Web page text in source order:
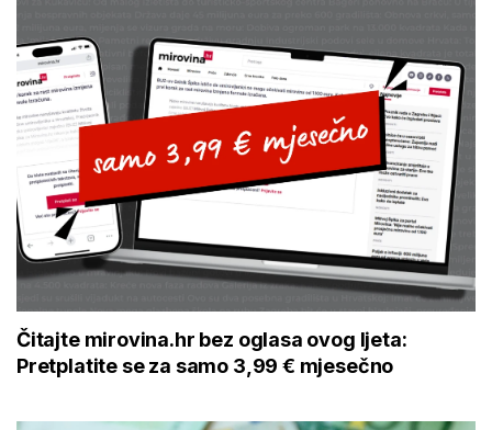
Čitajte mirovina.hr bez oglasa ovog ljeta:
Pretplatite se za samo 3,99 € mjesečno